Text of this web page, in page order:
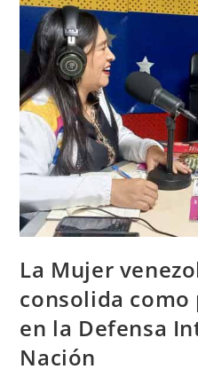
La Mujer
consolida
en la Defensa
Nación